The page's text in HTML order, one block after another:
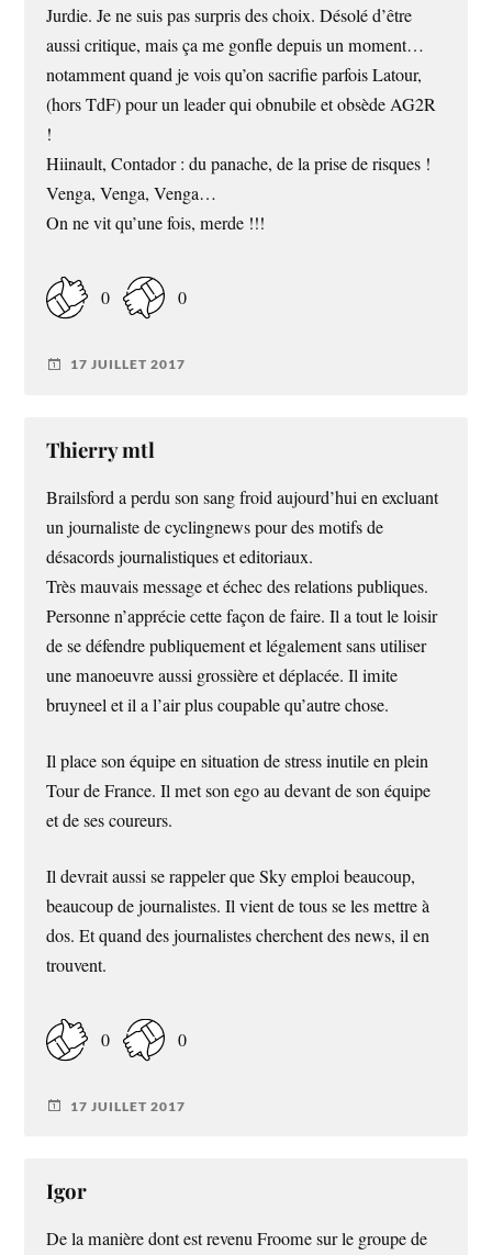
Jurdie. Je ne suis pas surpris des choix. Désolé d’être
aussi critique, mais ça me gonfle depuis un moment…
notamment quand je vois qu’on sacrifie parfois Latour,
(hors TdF) pour un leader qui obnubile et obsède AG2R
!
Hiinault, Contador : du panache, de la prise de risques !
Venga, Venga, Venga…
On ne vit qu’une fois, merde !!!
0 0
17 JUILLET 2017
Thierry mtl
Brailsford a perdu son sang froid aujourd’hui en excluant
un journaliste de cyclingnews pour des motifs de
désacords journalistiques et editoriaux.
Très mauvais message et échec des relations publiques.
Personne n’apprécie cette façon de faire. Il a tout le loisir
de se défendre publiquement et légalement sans utiliser
une manoeuvre aussi grossière et déplacée. Il imite
bruyneel et il a l’air plus coupable qu’autre chose.
Il place son équipe en situation de stress inutile en plein
Tour de France. Il met son ego au devant de son équipe
et de ses coureurs.
Il devrait aussi se rappeler que Sky emploi beaucoup,
beaucoup de journalistes. Il vient de tous se les mettre à
dos. Et quand des journalistes cherchent des news, il en
trouvent.
0 0
17 JUILLET 2017
Igor
De la manière dont est revenu Froome sur le groupe de